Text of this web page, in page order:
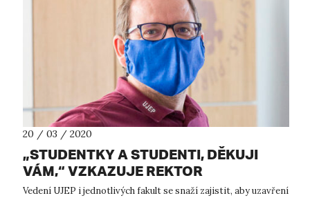
20 / 03 / 2020
„STUDENTKY A STUDENTI, DĚKUJI
VÁM,“ VZKAZUJE REKTOR
Vedení UJEP i jednotlivých fakult se snaží zajistit, aby uzavření